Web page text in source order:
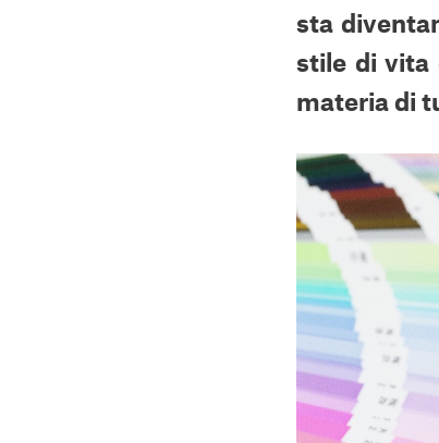
sta
stile di vita
materia di